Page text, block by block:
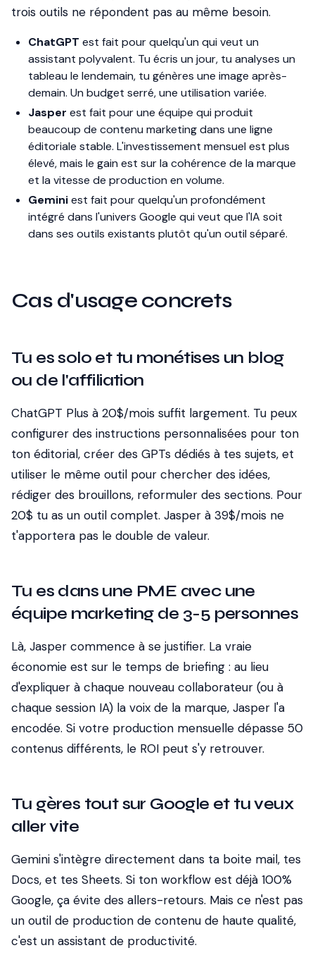
trois outils ne répondent pas au même besoin.
ChatGPT est fait pour quelqu'un qui veut un
assistant polyvalent. Tu écris un jour, tu analyses un
tableau le lendemain, tu génères une image après-
demain. Un budget serré, une utilisation variée.
Jasper est fait pour une équipe qui produit
beaucoup de contenu marketing dans une ligne
éditoriale stable. L'investissement mensuel est plus
élevé, mais le gain est sur la cohérence de la marque
et la vitesse de production en volume.
Geminiest fait pour quelqu'un profondément
intégré dans l'univers Google qui veut que l'IA soit
dans ses outils existants plutôt qu'un outil séparé.
Cas d'usage concrets
Tu es solo et tu monétises un blog
ou de l'affiliation
ChatGPT Plus à 20$/mois suffit largement. Tu peux
configurer des instructions personnalisées pour ton
ton éditorial, créer des GPTs dédiés à tes sujets, et
utiliser le même outil pour chercher des idées,
rédiger des brouillons, reformuler des sections. Pour
20$ tu as un outil complet. Jasper à 39$/mois ne
t'apportera pas le double de valeur.
Tu es dans une PME avec une
équipe marketing de 3-5 personnes
Là, Jasper commence à se justifier. La vraie
économie est sur le temps de briefing : au lieu
d'expliquer à chaque nouveau collaborateur (ou à
chaque session IA) la voix de la marque, Jasper l'a
encodée. Si votre production mensuelle dépasse 50
contenus différents, le ROI peut s'y retrouver.
Tu gères tout sur Google et tu veux
aller vite
Gemini s'intègre directement dans ta boite mail, tes
Docs, et tes Sheets. Si ton workflow est déjà 100%
Google, ça évite des allers-retours. Mais ce n'est pas
un outil de production de contenu de haute qualité,
c'est un assistant de productivité.